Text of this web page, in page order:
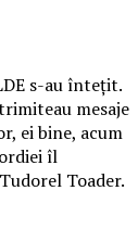
s-au întețit.
mesaje
ei bine, acum
îl
Toader.